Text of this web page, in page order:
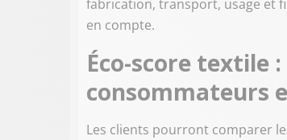
fabrication, transport, usage et
en compte.
Éco-score textile :
consommateurs
Les clients pourront comparer